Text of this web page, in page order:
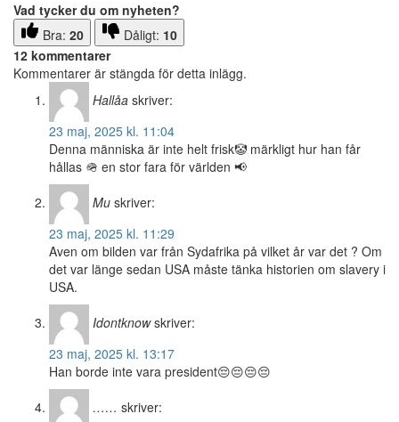
Vad tycker du om nyheten?
Bra: 20 Dåligt: 10
12 kommentarer
Kommentarer är stängda för detta inlägg.
Hallåa skriver:
23 maj, 2025 kl. 11:04
Denna människa är inte helt frisk🤡 märkligt hur han får
hållas 🪖 en stor fara för världen 📢
Mu skriver:
23 maj, 2025 kl. 11:29
Aven om bilden var från Sydafrika på vilket år var det ? Om
det var länge sedan USA måste tänka historien om slavery i
USA.
Idontknow skriver:
23 maj, 2025 kl. 13:17
Han borde inte vara president😔😔😔😔
…… skriver: